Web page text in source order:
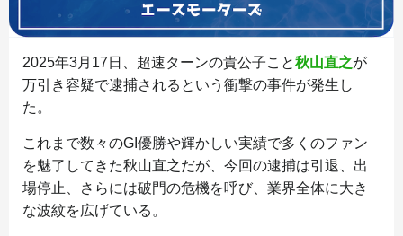
2025年3月17日、超速ターンの貴公子こと秋山直之が
万引き容疑で逮捕されるという衝撃の事件が発生し
た。
これまで数々のGI優勝や輝かしい実績で多くのファン
を魅了してきた秋山直之だが、今回の逮捕は引退、出
場停止、さらには破門の危機を呼び、業界全体に大き
な波紋を広げている。